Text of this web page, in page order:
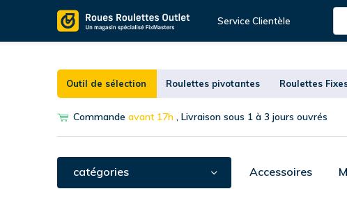
Service Clientèle
Outil de sélection Roulettes pivotantes Roulettes
Commande avant 17h , Livraison sous 1 à 3 jours ouvrés
catégories Accessoires